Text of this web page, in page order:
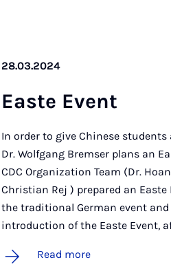
28.03.2024
Easte Event
In order to give Chinese
Dr. Wolfgang Bremser plans an
CDC Organization Team (Dr.
Christian Rej ) prepared an
the traditional German event and
introduction of the Easte Event,
Read more